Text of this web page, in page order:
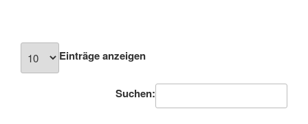
Einträge anzeigen
Suchen: